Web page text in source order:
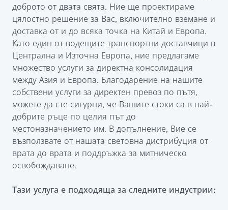
доброто от двата свята. Ние ще проектираме
цялостно решение за Вас, включително вземане и
доставка от и до всяка точка на Китай и Европа.
Като един от водещите транспортни доставчици в
Централна и Източна Европа, ние предлагаме
множество услуги за директна консолидация
между Азия и Европа. Благодарение на нашите
собствени услуги за директен превоз по пътя,
можете да сте сигурни, че Вашите стоки са в най-
добрите ръце по целия път до
местоназначението им. В допълнение, Вие се
възползвате от нашата световна дистрибуция от
врата до врата и поддръжка за митническо
освобождаване.
Тази услуга е подходяща за следните индустрии: